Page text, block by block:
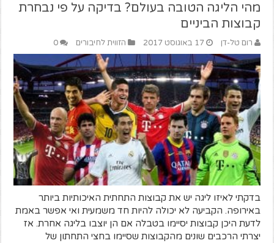
מהי הליגה הטובה בעולם? בדיקה על פי נבחרת
קבוצות הביניים
רום טל-דן 17 באוגוסט 2017 הזווית לחיבורים 0
בדקתי לאיזו ליגה יש את קבוצות התחתית האיכותיות ביותר
באירופה. הקביעה לא יכולה להיות חד משמעית ואי אפשר באמת
לדעת היכן קבוצות יסיימו בטבלה אם הן יוצבו בליגה אחרת. אז
יצרתי הרכבים שונים מהקבוצות שסיימו בחצי התחתון של